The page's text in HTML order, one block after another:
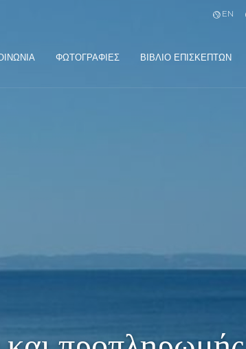
EN
ΦΩΤΟΓΡΑΦΙΕΣ ΒΙΒΛΙΟ ΕΠΙΣΚΕΠΤΩΝ